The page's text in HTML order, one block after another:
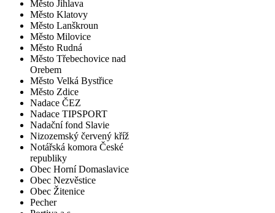
Město Jihlava
Město Klatovy
Město Lanškroun
Město Milovice
Město Rudná
Město Třebechovice nad
Orebem
Město Velká Bystřice
Město Zdice
Nadace ČEZ
Nadace TIPSPORT
Nadační fond Slavie
Nizozemský červený kříž
Notářská komora České
republiky
Obec Horní Domaslavice
Obec Nezvěstice
Obec Žitenice
Pecher